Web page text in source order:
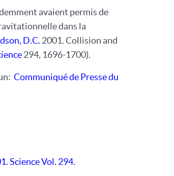
avaient permis de
dans la
D.C. 2001. Collision and
294, 1696-1700).
Communiqué de Presse du
Science Vol. 294.